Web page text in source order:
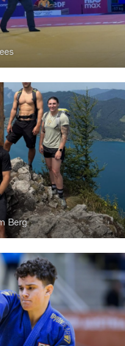
Berg